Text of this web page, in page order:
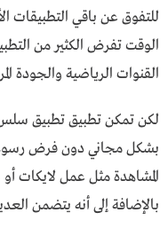
للتفوق عن باقي التطبيقات
الوقت تفرض الكثير من
القنوات الرياضية والجودة
لكن تمكن تطبيق تطبيق سلس
بشكل مجاني دون فرض
المشاهدة مثل عمل لايكات أو
بالإضافة إلى أنه يتضمن